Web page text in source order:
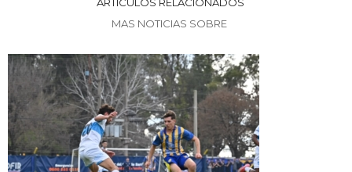
MAS NOTICIAS SOBRE